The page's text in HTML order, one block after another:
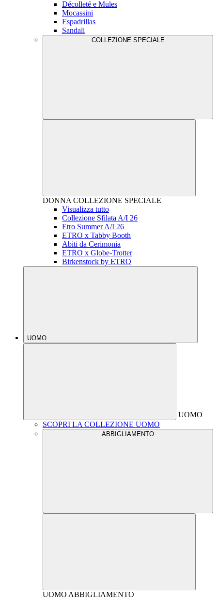
Décolleté e Mules
Mocassini
Espadrillas
Sandali
COLLEZIONE SPECIALE
DONNA COLLEZIONE SPECIALE
Visualizza tutto
Collezione Sfilata A/I 26
Etro Summer A/I 26
ETRO x Tabby Booth
Abiti da Cerimonia
ETRO x Globe-Trotter
Birkenstock by ETRO
UOMO
UOMO
SCOPRI LA COLLEZIONE UOMO
ABBIGLIAMENTO
UOMO ABBIGLIAMENTO